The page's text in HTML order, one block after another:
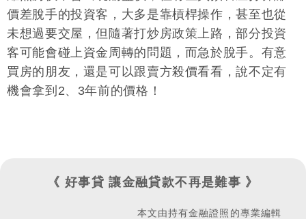
價差脫手的投資客，大多是靠槓桿操作，甚至也從
未想過要交屋，但隨著打炒房政策上路，部分投資
客可能會碰上資金周轉的問題，而急於脫手。有意
買房的朋友，還是可以跟賣方殺價看看，說不定有
機會拿到2、3年前的價格！
《 好事貸 讓金融貸款不再是難事 》
本文由持有金融證照的專業編輯